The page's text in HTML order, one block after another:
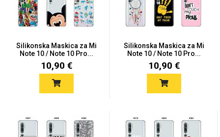
Silikonska Maskica za Mi
Note 10 / Note 10 Pro...
10,90 €
Silikonska Maskica za Mi
Note 10 / Note 10 Pro...
10,90 €